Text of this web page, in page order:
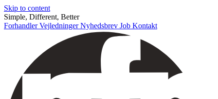
Skip to content
Simple, Different, Better
ForhandlerVejledningerNyhedsbrev Job Kontakt